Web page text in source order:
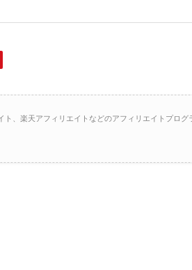
、楽天アフィリエイトなどのアフィリエイトプロ